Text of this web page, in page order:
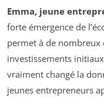
Emma, jeune
forte émergence de
permet à de nombreux
investissements
vraiment changé la
jeunes entrepreneurs